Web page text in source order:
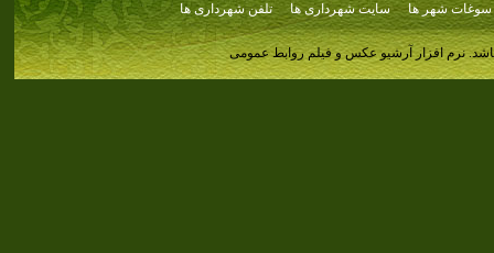
سوغات شهر ها سایت شهرداری ها تلفن شهرداری ها
نرم افزار آرشیو عکس و فیلم روابط عمومی